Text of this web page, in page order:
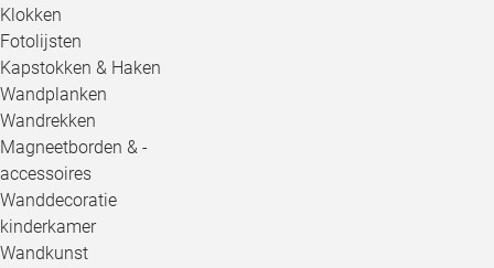
Klokken
Fotolijsten
Kapstokken & Haken
Wandplanken
Wandrekken
Magneetborden & -
accessoires
Wanddecoratie
kinderkamer
Wandkunst